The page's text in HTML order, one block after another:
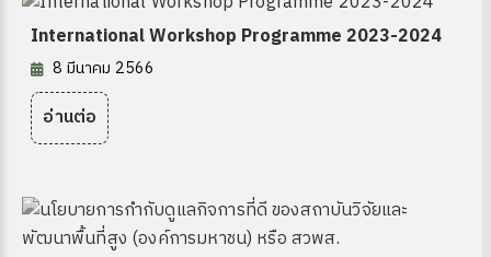
International Workshop Programme 2023-2024
8 มีนาคม 2566
อ่านต่อ